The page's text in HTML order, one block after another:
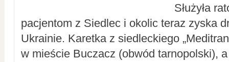
Służyła
pacjentom z Siedlec i okolic teraz zyska
Ukrainie. Karetka z siedleckiego
w mieście Buczacz (obwód tarnopolski),